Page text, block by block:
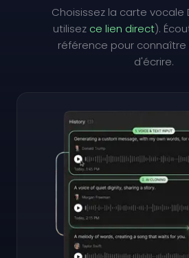
Choisissez la carte vocale
utilisez ce lien direct).
référence pour
d'écrire.